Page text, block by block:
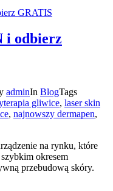
i odbierz
adminIn BlogTags
gliwice, laser skin
, najnowszy dermapen,
na rynku, które
okresem
przebudową skóry.